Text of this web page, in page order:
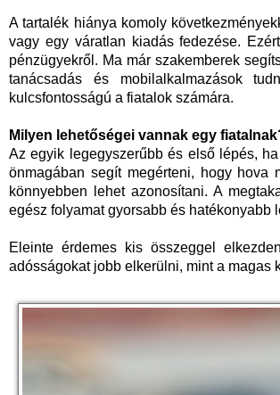
A tartalék hiánya komoly
vagy egy váratlan kiadás fedezése.
pénzügyekről. Ma már szakemberek
tanácsadás és mobilalkalmazások
kulcsfontosságú a fiatalok számára.
Milyen lehetőségei vannak egy
Az egyik legegyszerűbb és első lépés,
önmagában segít megérteni, hogy
könnyebben lehet azonosítani. A
egész folyamat gyorsabb és hatékonyabb
Eleinte érdemes kis összeggel
adósságokat jobb elkerülni, mint a magas